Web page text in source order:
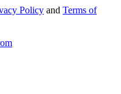
Policy and Terms of